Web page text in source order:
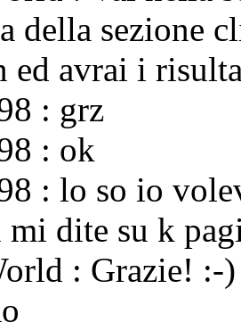
della sezione
ed avrai i
: grz
: ok
: lo so io
mi dite su k
: Grazie! :-)